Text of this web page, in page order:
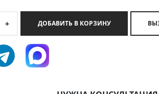
+ ДОБАВИТЬ В КОРЗИНУ